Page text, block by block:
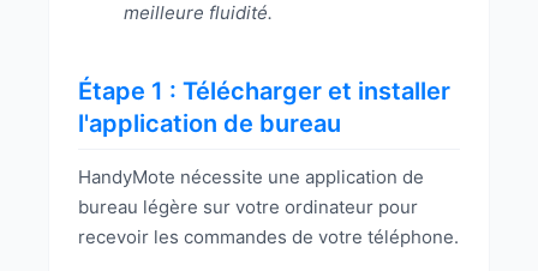
meilleure fluidité.
Étape 1 : Télécharger et installer
l'application de bureau
HandyMote nécessite une application de
bureau légère sur votre ordinateur pour
recevoir les commandes de votre téléphone.